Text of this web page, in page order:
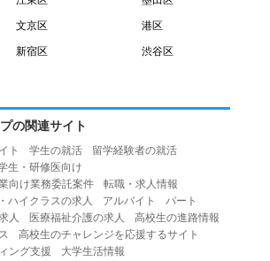
用者が賃貸借契約を解除することを意
とは、賃貸借契約期間の途中で、利用者
ービスを利用する上で次の各号に定める
の情報、または自己以外の情報を登録す
りすまして本サービスを利用する行為
第三者の著作権等の知的財産権、プライ
文京区 港区
新宿区 渋谷区
の関連サイト
ト 学生の就活
留学経験者の就活
生・研修医向け
向け業務委託案件
転職・求人情報
ハイクラスの求人 アルバイト
パート
人
医療福祉介護の求人
高校生の進路情報
高校生のチャレンジを応援するサイト
ング支援
大学生活情報